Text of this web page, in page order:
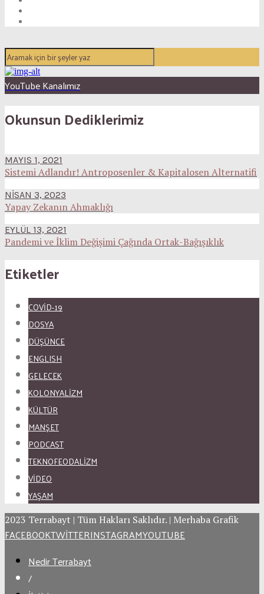
YouTube Kanalımız
Okunsun Dediklerimiz
MAYIS 1, 2021
Sistemi Adlandır! Antroposenler & Kapitalosen Alternatifi
NISAN 3, 2023
Yapay Zekanın Ahmaklığı
EYLÜL 13, 2021
Pandemi ve İklim Değişimi Çağında Ortak-Bağışıklık
Etiketler
COVID-19
DOSYA
DÜŞÜNCE
ENGLISH
GELECEK
KOLONYALİZM
KÜLTÜR
MANŞET
PODCAST
TEKNOFEODALİZM
VİDEO
YAŞAM
2023 Terrabayt | Tüm Hakları Saklıdır. | Merhaba Grafik
FACEBOOKTWITTERINSTAGRAMYOUTUBE
Nedir Terrabayt
/